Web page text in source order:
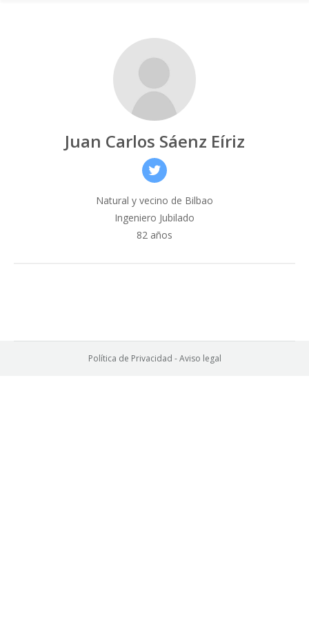
Juan Carlos Sáenz Eíriz
Natural y vecino de Bilbao
Ingeniero Jubilado
82 años
Política de Privacidad -Aviso legal